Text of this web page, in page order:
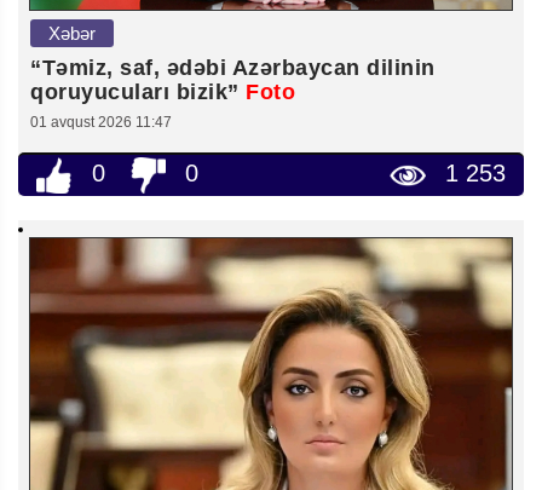
Xəbər
“Təmiz, saf, ədəbi Azərbaycan dilinin
qoruyucuları bizik” Foto
01 avqust 2026 11:47
0 0 1 253